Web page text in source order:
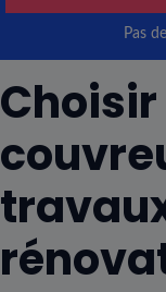
Choisir